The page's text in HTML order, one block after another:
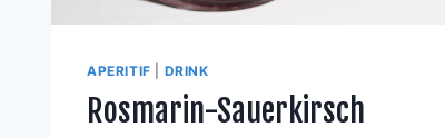
APERITIF DRINK
Rosmarin-Sauerkirsch